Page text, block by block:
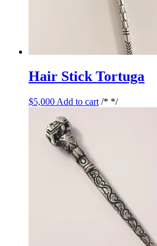
Hair Stick Tortuga
$5,000 Add to cart /* */